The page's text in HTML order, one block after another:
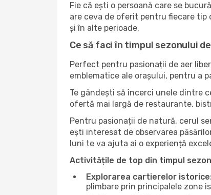
Fie că ești o persoană care se
are ceva de oferit pentru fiecare tip
și în alte perioade.
Ce să faci în timpul sezonului
Perfect pentru pasionații de aer
emblematice ale orașului, pentru a
Te gândești să încerci unele dintre
ofertă mai largă de restaurante,
Pentru pasionații de natură, cerul
ești interesat de observarea
luni te va ajuta ai o experiență
Activitățile de top din timpul
Explorarea cartierelor
plimbare prin principalele zone